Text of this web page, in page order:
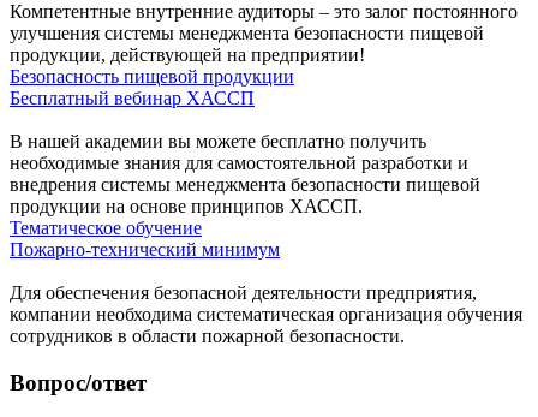
Компетентные внутренние аудиторы – это залог постоянного
улучшения системы менеджмента безопасности пищевой
продукции, действующей на предприятии!
Безопасность пищевой продукции
Бесплатный вебинар ХАССП
В нашей академии вы можете бесплатно получить
необходимые знания для самостоятельной разработки и
внедрения системы менеджмента безопасности пищевой
продукции на основе принципов ХАССП.
Тематическое обучение
Пожарно-технический минимум
Для обеспечения безопасной деятельности предприятия,
компании необходима систематическая организация обучения
сотрудников в области пожарной безопасности.
Вопрос/ответ